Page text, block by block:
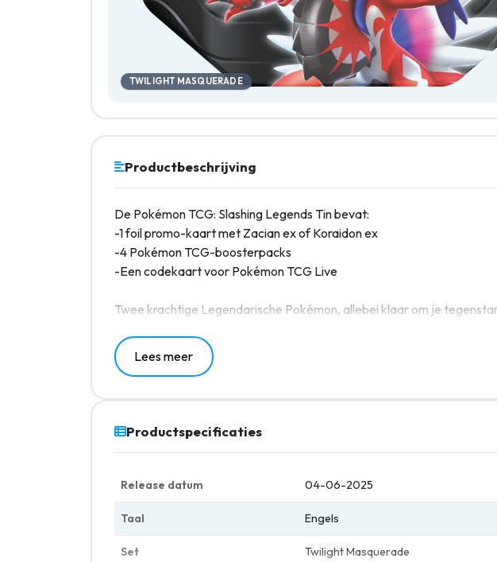
TWILIGHT MASQUERADE
Productbeschrijving
De Pokémon TCG: Slashing Legends Tin bevat:
-1 foil promo-kaart met Zacian ex of Koraidon ex
-4 Pokémon TCG-boosterpacks
-Een codekaart voor Pokémon TCG Live
Twee krachtige Legendarische Pokémon, allebei klaar om je
of neem je liever Koraidon ex mee op avontuur? Welke keuze je ook
volop ondersteuning in de 4 meegeleverde boosterpacks.
Lees meer
Productspecificaties
Release datum 04-06-2025
Taal Engels
Set Twilight Masquerade